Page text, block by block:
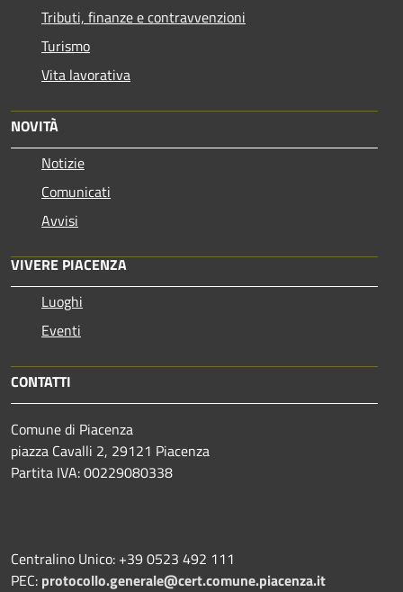
Tributi, finanze e contravvenzioni
Turismo
Vita lavorativa
NOVITÀ
Notizie
Comunicati
Avvisi
VIVERE PIACENZA
Luoghi
Eventi
CONTATTI
Comune di Piacenza
piazza Cavalli 2, 29121 Piacenza
Partita IVA: 00229080338
Centralino Unico: +39 0523 492 111
PEC: protocollo.generale@cert.comune.piacenza.it